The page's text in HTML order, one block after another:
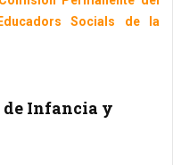
Socials de la
Infancia y